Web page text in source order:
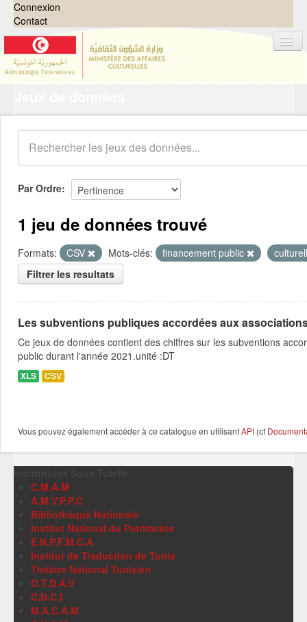
Connexion
Contact
Organisations
Groupes
Demandes 0
À propos
Par Ordre
1 jeu de données trouvé
Formats: CSV Mots-clés: financement public
Filtrer les resultats
Les subventions publiques accordées aux
Ce jeux de données contient des chiffres sur les subventions
public durant l'année 2021.unité :DT
XLS CSV
Vous pouvez également accéder à ce catalogue en utilisantAPI (cf
C.M.A.M
A.M.V.P.P.C
Bibliothèque Nationale
Institut National du Patrimoine
E.N.P.F.M.C.A
Institut de Traduction de Tunis
Théâtre National Tunisien
O.T.D.A.V
C.N.C.I
M.A.C.A.M